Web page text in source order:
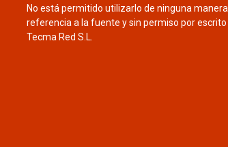
No está permitido utilizarlo de ninguna
referencia a la fuente y sin permiso por escrito
Tecma Red S.L.